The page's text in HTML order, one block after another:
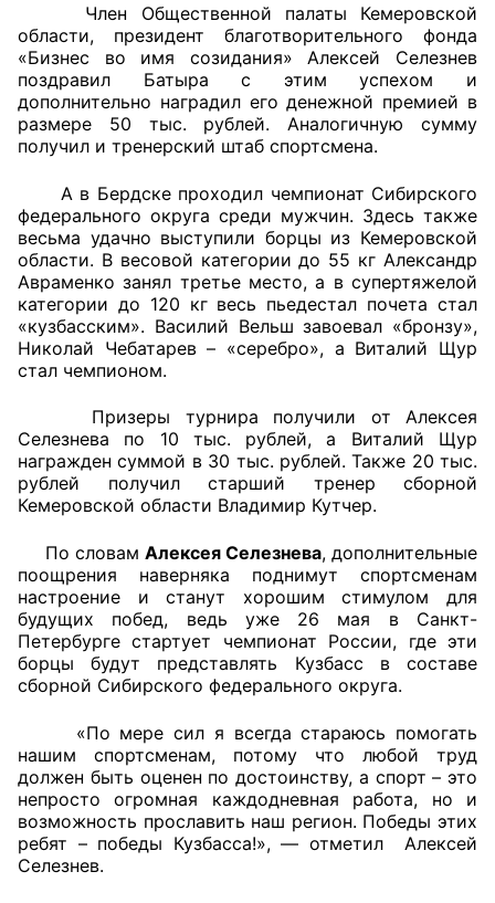
Общественные советы
Общественные советы при территориальных
органах федеральных органов
исполнительной власти
независимой оценки качества условий
оказания услуг
О Палате
Структура Палаты
Комиссии
Экспертный совет ОП КО
Совет ОП КО
Общественный штаб
Члены ОП КО
Документы ОП КО
Регламент ОП КО
Положения
Соглашения
Рекомендации
Член Общественной палаты Кемеровской
области, президент благотворительного фонда
«Бизнес во имя созидания» Алексей Селезнев
поздравил Батыра с этим успехом и
дополнительно наградил его денежной премией в
размере 50 тыс. рублей. Аналогичную сумму
получил и тренерский штаб спортсмена.
А в Бердске проходил чемпионат Сибирского
федерального округа среди мужчин. Здесь также
весьма удачно выступили борцы из Кемеровской
области. В весовой категории до 55 кг Александр
Авраменко занял третье место, а в супертяжелой
категории до 120 кг весь пьедестал почета стал
«кузбасским». Василий Вельш завоевал «бронзу»,
Николай Чебатарев – «серебро», а Виталий Щур
стал чемпионом.
Призеры турнира получили от Алексея
Селезнева по 10 тыс. рублей, а Виталий Щур
награжден суммой в 30 тыс. рублей. Также 20 тыс.
рублей получил старший тренер сборной
Кемеровской области Владимир Кутчер.
По словам Алексея Селезнева, дополнительные
поощрения наверняка поднимут спортсменам
настроение и станут хорошим стимулом для
будущих побед, ведь уже 26 мая в Санкт-
Петербурге стартует чемпионат России, где эти
борцы будут представлять Кузбасс в составе
сборной Сибирского федерального округа.
«По мере сил я всегда стараюсь помогать
нашим спортсменам, потому что любой труд
должен быть оценен по достоинству, а спорт – это
непросто огромная каждодневная работа, но и
возможность прославить наш регион. Победы этих
ребят – победы Кузбасса!», — отметил Алексей
Селезнев.